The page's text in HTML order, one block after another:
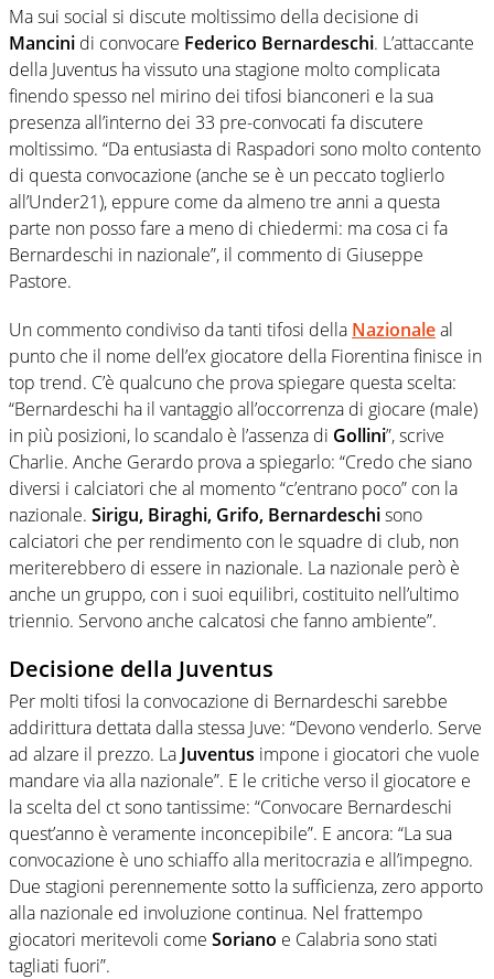
Ma sui social si discute moltissimo della decisione di
Mancini di convocare Federico Bernardeschi. L’attaccante
della Juventus ha vissuto una stagione molto complicata
finendo spesso nel mirino dei tifosi bianconeri e la sua
presenza all’interno dei 33 pre-convocati fa discutere
moltissimo. “Da entusiasta di Raspadori sono molto contento
di questa convocazione (anche se è un peccato toglierlo
all’Under21), eppure come da almeno tre anni a questa
parte non posso fare a meno di chiedermi: ma cosa ci fa
Bernardeschi in nazionale”, il commento di Giuseppe
Pastore.
Un commento condiviso da tanti tifosi della Nazionaleal
punto che il nome dell’ex giocatore della Fiorentina finisce in
top trend. C’è qualcuno che prova spiegare questa scelta:
“Bernardeschi ha il vantaggio all’occorrenza di giocare (male)
in più posizioni, lo scandalo è l’assenza di Gollini”, scrive
Charlie. Anche Gerardo prova a spiegarlo: “Credo che siano
diversi i calciatori che al momento “c’entrano poco” con la
nazionale. Sirigu, Biraghi, Grifo, Bernardeschisono
calciatori che per rendimento con le squadre di club, non
meriterebbero di essere in nazionale. La nazionale però è
anche un gruppo, con i suoi equilibri, costituito nell’ultimo
triennio. Servono anche calcatosi che fanno ambiente”.
Decisione della Juventus
Per molti tifosi la convocazione di Bernardeschi sarebbe
addirittura dettata dalla stessa Juve: “Devono venderlo. Serve
ad alzare il prezzo. La Juventus impone i giocatori che vuole
mandare via alla nazionale”. E le critiche verso il giocatore e
la scelta del ct sono tantissime: “Convocare Bernardeschi
quest’anno è veramente inconcepibile”. E ancora: “La sua
convocazione è uno schiaffo alla meritocrazia e all’impegno.
Due stagioni perennemente sotto la sufficienza, zero apporto
alla nazionale ed involuzione continua. Nel frattempo
giocatori meritevoli come Soriano e Calabria sono stati
tagliati fuori”.